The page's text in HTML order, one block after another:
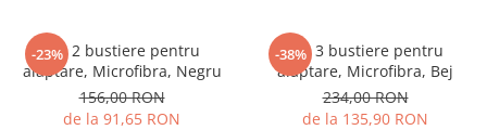
-23%
Set 2 bustiere pentru
alaptare, Microfibra, Negru
156,00 RON
de la 91,65 RON
-38%
Set 3 bustiere pentru
alaptare, Microfibra, Bej
234,00 RON
de la 135,90 RON